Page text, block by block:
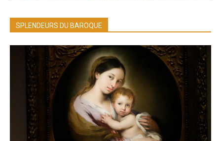
SPLENDEURS DU BAROQUE